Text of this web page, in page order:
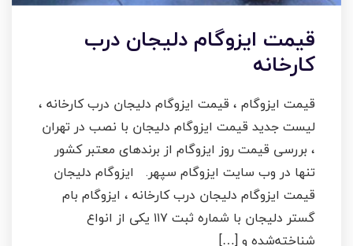
قیمت ایزوگام دلیجان درب
کارخانه
قیمت ایزوگام ، قیمت ایزوگام دلیجان درب کارخانه ،
لیست جدید قیمت ایزوگام دلیجان با نصب در تهران
، بررسی قیمت روز ایزوگام از برندهای معتبر کشور
تنها در وب سایت ایزوگام سپهر. ایزوگام دلیجان
قیمت ایزوگام دلیجان درب کارخانه ، ایزوگام بام
گستر دلیجان با شماره ثبت ۱۱۷ یکی از انواع
شناخته‌شده و […]